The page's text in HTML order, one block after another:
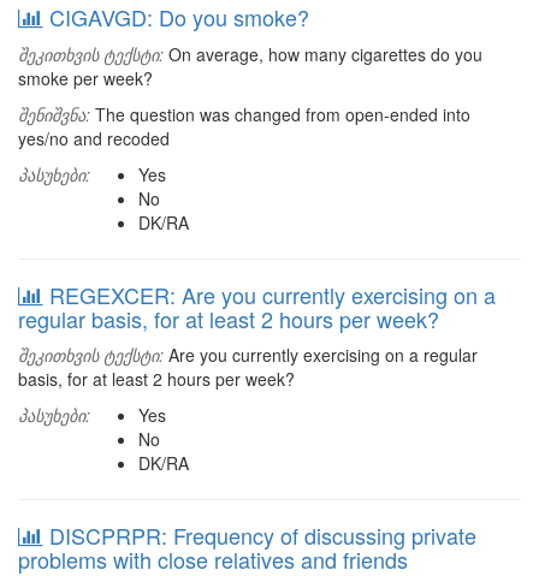
CIGAVGD: Do you smoke?
შეკითხვის ტექსტი: On average, how many cigarettes do you
smoke per week?
შენიშვნა: The question was changed from open-ended into
yes/no and recoded
პასუხები:
Yes
No
DK/RA
REGEXCER: Are you currently exercising on a
regular basis, for at least 2 hours per week?
შეკითხვის ტექსტი: Are you currently exercising on a regular
basis, for at least 2 hours per week?
პასუხები:
Yes
No
DK/RA
DISCPRPR: Frequency of discussing private
problems with close relatives and friends